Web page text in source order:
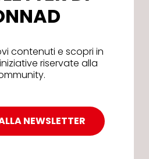
contenuti e scopri in
riservate alla
NEWSLETTER